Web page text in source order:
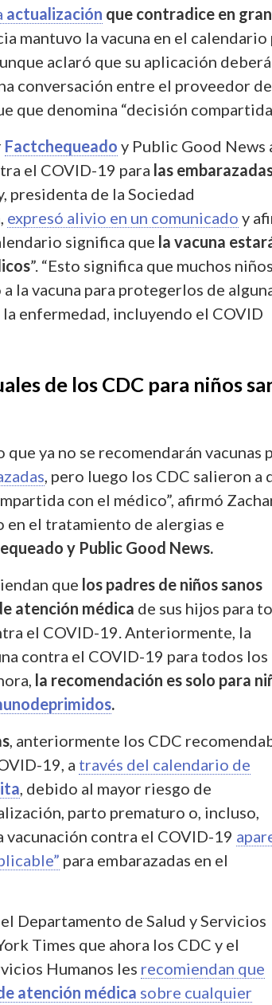
actualización que contradice en gran
mantuvo la vacuna en el calendario
aclaró que su aplicación deberá
conversación entre el proveedor de
que denomina “decisión
Factchequeado y Public Good News
el COVID-19 para las
presidenta de la Sociedad
expresó alivio en un comunicado y
significa que la vacuna
”. “Esto significa que muchos
la vacuna para protegerlos de
enfermedad, incluyendo el COVID
de los CDC para niños
ya no se recomendarán vacunas
, pero luego los CDC salieron a
con el médico”, afirmó
en el tratamiento de alergias e
y Public Good News.
que los padres de niños sanos
atención médica de sus hijos para
el COVID-19. Anteriormente, la
contra el COVID-19 para todos los
la recomendación es solo para
.
, anteriormente los CDC
19, a través del calendario de
, debido al mayor riesgo de
parto prematuro o, incluso,
vacunación contra el COVID-19
para embarazadas en el
Departamento de Salud y Servicios
Times que ahora los CDC y el
Humanos les recomiendan que
atención médica sobre cualquier